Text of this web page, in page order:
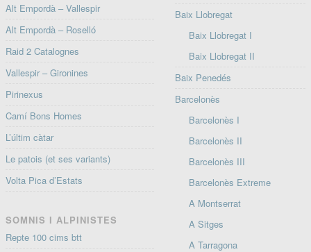
Alt Empordà – Vallespir
Alt Empordà – Roselló
Raid 2 Catalognes
Vallespir – Gironines
Pirinexus
Camí Bons Homes
L’últim càtar
Le patois (et ses variants)
Volta Pica d’Estats
SOMNIS I ALPINISTES
Repte 100 cims btt
Baix Llobregat
Baix Llobregat I
Baix Llobregat II
Baix Penedés
Barcelonès
Barcelonès I
Barcelonès II
Barcelonès III
Barcelonès Extreme
A Montserrat
A Sitges
A Tarragona